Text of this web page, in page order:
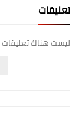
تعليقات
ليست هناك تعليقات